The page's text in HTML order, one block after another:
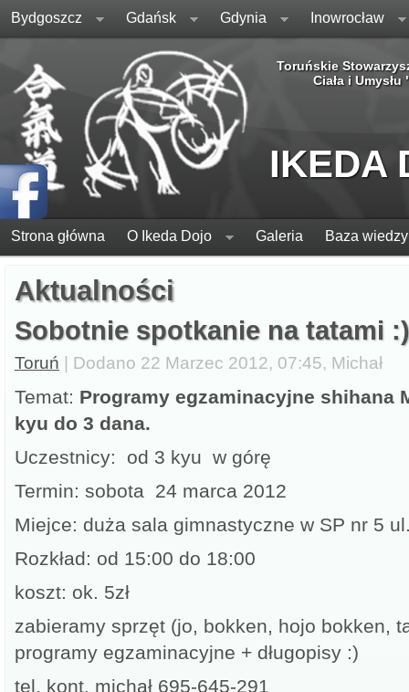
Bydgoszcz Gdańsk Gdynia Inowrocław
Toruńskie
Ciała i Umysłu
IKEDA
Strona główna O Ikeda Dojo Galeria Baza wiedzy
Aktualności
Sobotnie spotkanie na tatami :)
Toruń | Dodano 22 Marzec 2012, 07:45, Michał
Temat: Programy egzaminacyjne shihana
kyu do 3 dana.
Uczestnicy: od 3 kyu w górę
Termin: sobota 24 marca 2012
Miejce: duża sala gimnastyczne w SP nr 5
Rozkład: od 15:00 do 18:00
koszt: ok. 5zł
zabieramy sprzęt (jo, bokken, hojo bokken,
programy egzaminacyjne + długopisy :)
tel. kont. michał 695-645-291